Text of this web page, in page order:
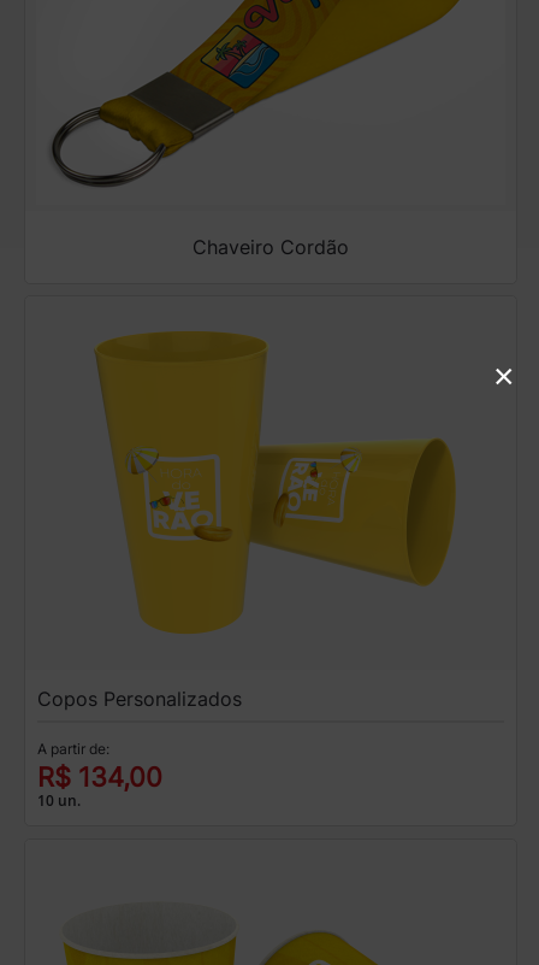
Chaveiro Cordão
Copos Personalizados
A partir de:
R$ 134,00
10 un.
×